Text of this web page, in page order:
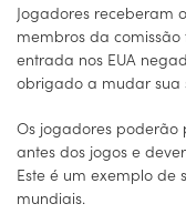
Jogadores receberam
membros da
entrada nos EUA
obrigado a mudar sua
Os jogadores poderão
antes dos jogos e
Este é um exemplo de
mundiais.